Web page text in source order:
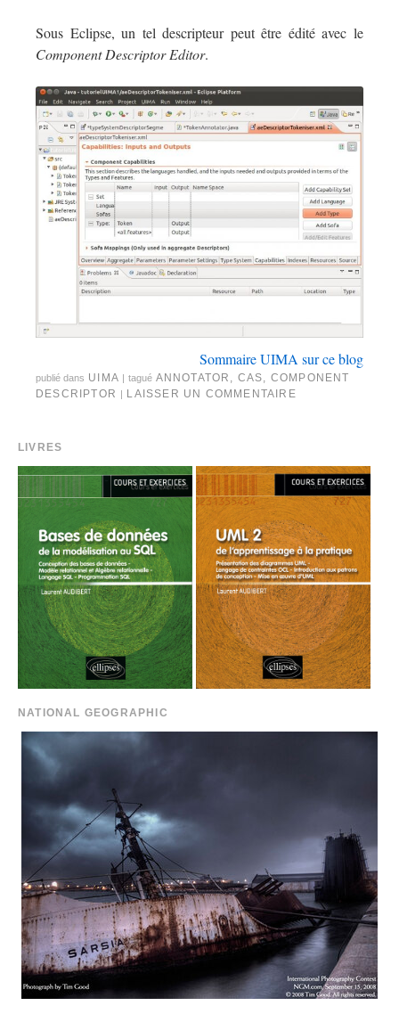
Sous Eclipse, un tel descripteur peut être édité avec le
Component Descriptor Editor.
Sommaire UIMA sur ce blog
publié dans UIMA | tagué ANNOTATOR CAS
COMPONENT
DESCRIPTOR | LAISSER UN COMMENTAIRE
LIVRES
NATIONAL GEOGRAPHIC